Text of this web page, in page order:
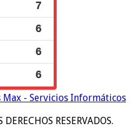
Max - Servicios Informáticos
RESERVADOS.